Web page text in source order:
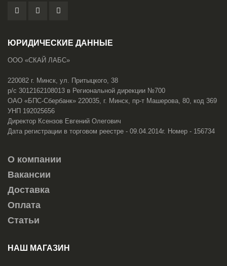
ЮРИДИЧЕСКИЕ ДАННЫЕ
ООО «СКАЙ ЛАБС»
220082 г. Минск, ул. Притыцкого, 38
р/с 3012162108013 в Региональной дирекции №700
ОАО «БПС-Сбербанк» 220035, г. Минск, пр-т Машерова, 80, код 369
УНП 192025656
Директор Ксензов Евгений Олегович
Дата регистрации в торговом реестре - 09.04.2014г. Номер - 156734
О компании
Вакансии
Доставка
Оплата
Статьи
НАШ МАГАЗИН